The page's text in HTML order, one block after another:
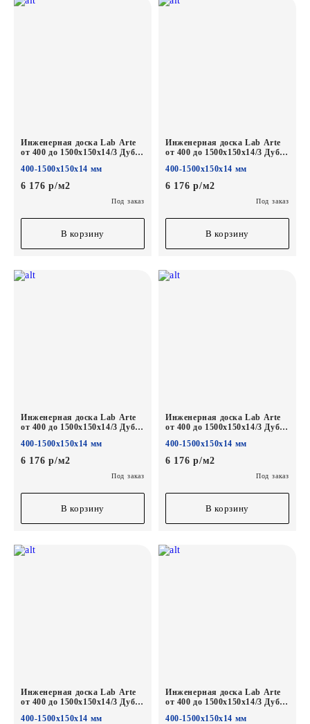
Инженерная доска Lab Arte
от 400 до 1500х150х14/3 Дуб
400-1500х150х14 мм
6 176 р/м2
Под заказ
В корзину
Инженерная доска Lab Arte
от 400 до 1500х150х14/3 Дуб
400-1500х150х14 мм
6 176 р/м2
Под заказ
В корзину
Инженерная доска Lab Arte
от 400 до 1500х150х14/3 Дуб
400-1500х150х14 мм
6 176 р/м2
Под заказ
В корзину
Инженерная доска Lab Arte
от 400 до 1500х150х14/3 Дуб
400-1500х150х14 мм
6 176 р/м2
Под заказ
В корзину
Инженерная доска Lab Arte
от 400 до 1500х150х14/3 Дуб
400-1500х150х14 мм
Инженерная доска Lab Arte
от 400 до 1500х150х14/3 Дуб
400-1500х150х14 мм